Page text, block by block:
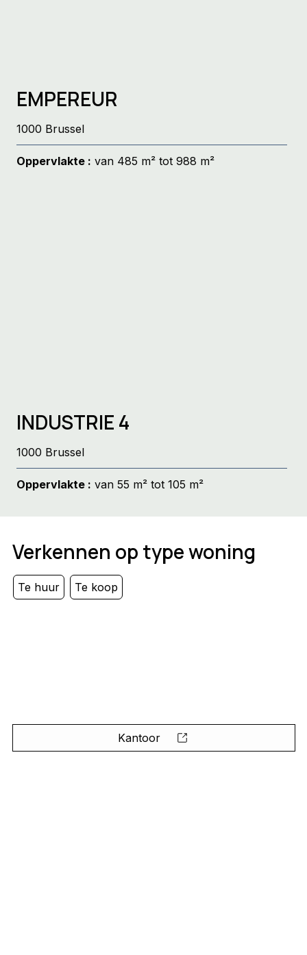
EMPEREUR
1000 Brussel
Oppervlakte : van 485 m² tot 988 m²
INDUSTRIE 4
1000 Brussel
Oppervlakte : van 55 m² tot 105 m²
Kantoor
Verkennen op type woning
Te huur Te koop